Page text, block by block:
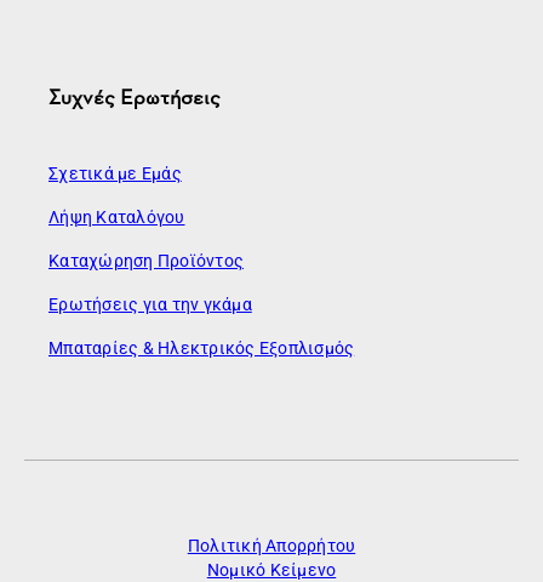
Συχνές Ερωτήσεις
Σχετικά με Εμάς
Λήψη Καταλόγου
Καταχώρηση Προϊόντος
Ερωτήσεις για την γκάμα
Μπαταρίες & Ηλεκτρικός Εξοπλισμός
Πολιτική Απορρήτου
Νομικό Κείμενο